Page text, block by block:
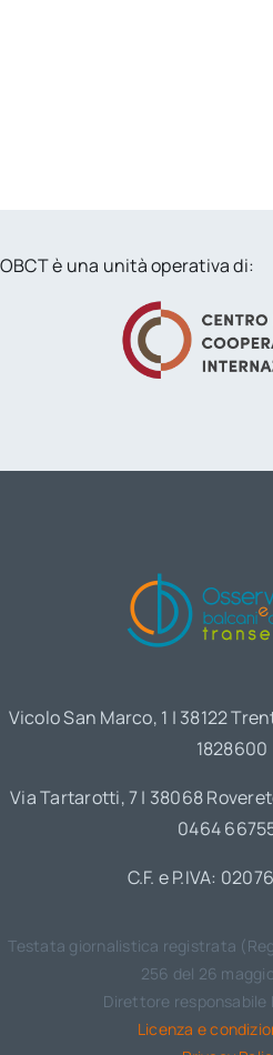
OBCT è una unità operativa di:
Vicolo San Marco, 1 | 38122
1828600
Via Tartarotti, 7 | 38068
0464
C.F. e P.IVA:
Testata giornalistica registrata
256 del 26
Direttore responsabile
Licenza e